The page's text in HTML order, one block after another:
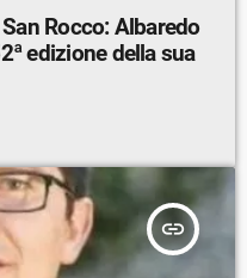
Rocco: Albaredo
edizione della sua
insert_link